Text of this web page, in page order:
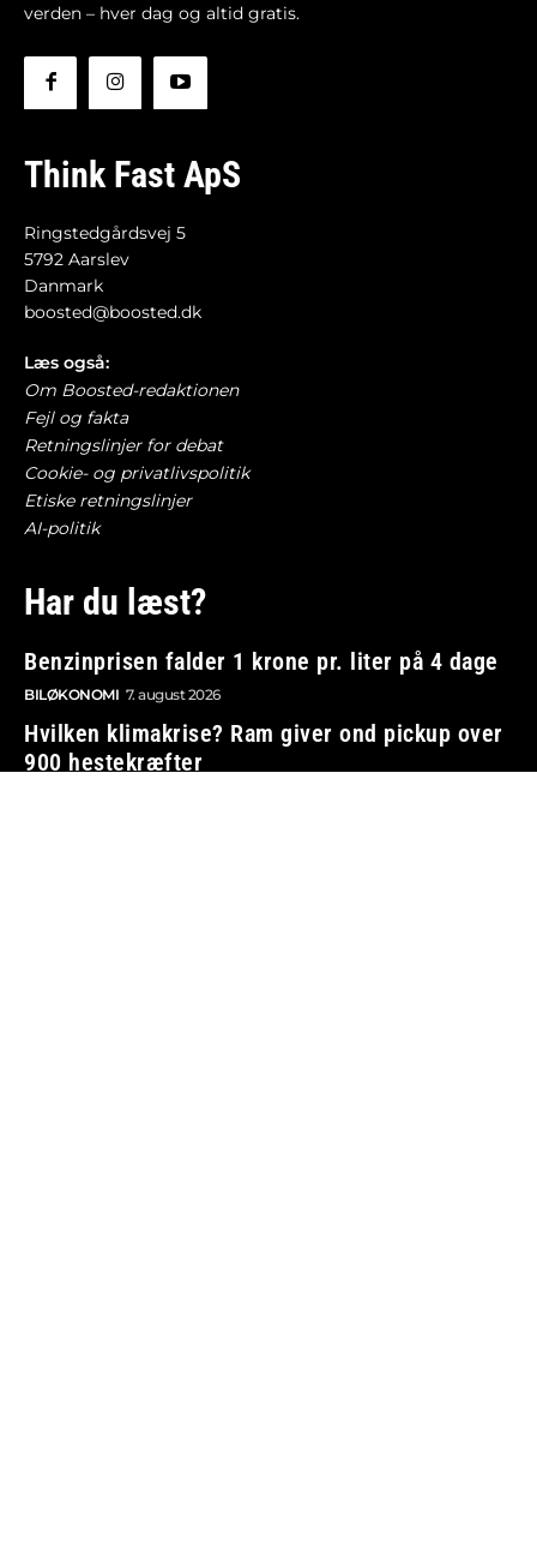
verden – hver dag og altid gratis.
Think Fast ApS
Ringstedgårdsvej 5
5792 Aarslev
Danmark
boosted@boosted.dk
Læs også:
Om Boosted-redaktionen
Fejl og fakta
Retningslinjer for debat
Cookie- og privatlivspolitik
Etiske retningslinjer
AI-politik
Har du læst?
Benzinprisen falder 1 krone pr. liter på 4 dage
BILØKONOMI 7. august 2026
Hvilken klimakrise? Ram giver ond pickup over
900 hestekræfter